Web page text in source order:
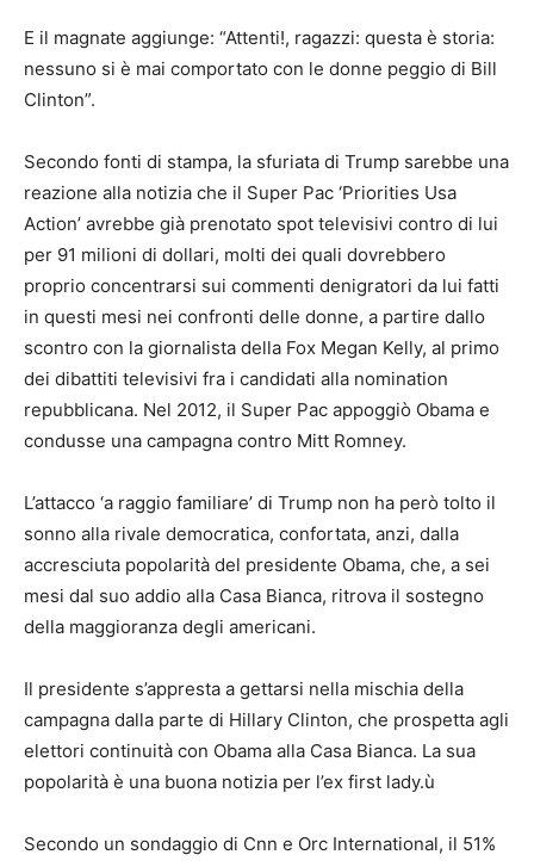
E il magnate aggiunge: “Attenti!, ragazzi: questa è storia:
nessuno si è mai comportato con le donne peggio di Bill
Clinton”.
Secondo fonti di stampa, la sfuriata di Trump sarebbe una
reazione alla notizia che il Super Pac ‘Priorities Usa
Action’ avrebbe già prenotato spot televisivi contro di lui
per 91 milioni di dollari, molti dei quali dovrebbero
proprio concentrarsi sui commenti denigratori da lui fatti
in questi mesi nei confronti delle donne, a partire dallo
scontro con la giornalista della Fox Megan Kelly, al primo
dei dibattiti televisivi fra i candidati alla nomination
repubblicana. Nel 2012, il Super Pac appoggiò Obama e
condusse una campagna contro Mitt Romney.
L’attacco ‘a raggio familiare’ di Trump non ha però tolto il
sonno alla rivale democratica, confortata, anzi, dalla
accresciuta popolarità del presidente Obama, che, a sei
mesi dal suo addio alla Casa Bianca, ritrova il sostegno
della maggioranza degli americani.
Il presidente s’appresta a gettarsi nella mischia della
campagna dalla parte di Hillary Clinton, che prospetta agli
elettori continuità con Obama alla Casa Bianca. La sua
popolarità è una buona notizia per l’ex first lady.ù
Secondo un sondaggio di Cnn e Orc International, il 51%